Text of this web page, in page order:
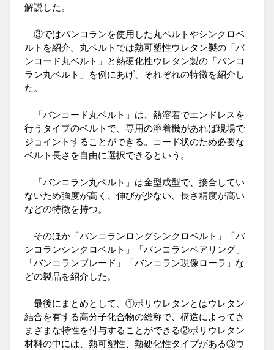
解説した。
③ではバンコランを使用した丸ベルトやシンクロベ
ルトを紹介。丸ベルトでは熱可塑性ウレタン製の「バ
ンコード丸ベルト」と熱硬化性ウレタン製の「バンコ
ラン丸ベルト」を例にあげ、それぞれの特徴を紹介し
た。
「バンコード丸ベルト」は、熱溶着でエンドレスを
行うタイプのベルトで、専用の溶着機があれば現場で
ジョイントすることができる。コード状のため必要な
ベルト長さを自由に選択できるという。
「バンコラン丸ベルト」は金型成型で、接合してい
ないため強度が高く、伸びが少ない、長さ精度が高い
などの特徴を持つ。
そのほか「バンコランロングシンクロベルト」「バ
ンコランシンクロベルト」「バンコランベアリング」
「バンコランブレード」「バンコラン現像ローラ」な
どの製品を紹介した。
最後にまとめとして、①ポリウレタンとはウレタン
結合を有する高分子化合物の総称で、構造によってさ
まざまな特性を付与することができる②ポリウレタン
材料の中には、熱可塑性、熱硬化性タイプがある③ウ